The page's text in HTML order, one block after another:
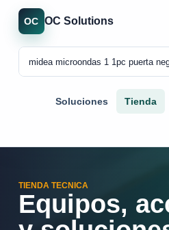
OC OC Solutions
Soluciones Tienda
TIENDA TECNICA
Equipos,